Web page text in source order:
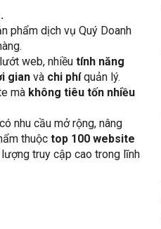
phẩm dịch vụ Quý Doanh
web, nhiều tính năng
gian và chi phíquản lý.
mà không tiêu tốn nhiều
nhu cầu mở rộng, nâng
thuộc top 100 website
truy cập cao trong lĩnh